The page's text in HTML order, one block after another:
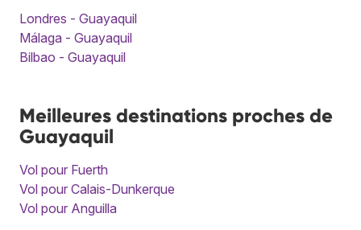
Londres - Guayaquil
Málaga - Guayaquil
Bilbao - Guayaquil
Meilleures destinations proches de
Guayaquil
Vol pour Fuerth
Vol pour Calais-Dunkerque
Vol pour Anguilla